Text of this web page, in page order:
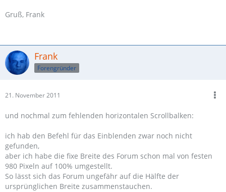
Gruß, Frank
Frank
Forengründer
21. November 2011
und nochmal zum fehlenden horizontalen Scrollbalken:
ich hab den Befehl für das Einblenden zwar noch nicht
gefunden,
aber ich habe die fixe Breite des Forum schon mal von festen
980 Pixeln auf 100% umgestellt.
So lässt sich das Forum ungefähr auf die Hälfte der
ursprünglichen Breite zusammenstauchen.